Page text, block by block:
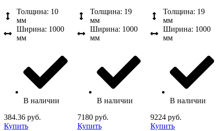
Толщина: 10
мм
Ширина: 1000
мм
В наличии
384.36 руб.
Купить
Толщина: 19
мм
Ширина: 1000
мм
В наличии
7180 руб.
Купить
Толщина: 19
мм
Ширина: 1000
мм
В наличии
9224 руб.
Купить